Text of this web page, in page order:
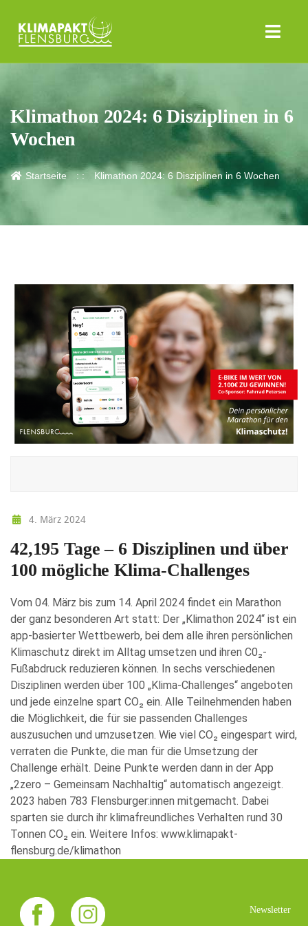
Klimathon 2024: 6 Disziplinen in 6
Wochen
Startseite Klimathon 2024: 6 Disziplinen in 6 Wochen
4. März 2024
42,195 Tage – 6 Disziplinen und über
100 mögliche Klima-Challenges
Vom 04. März bis zum 14. April 2024 findet ein Marathon
der ganz besonderen Art statt: Der „Klimathon 2024“ ist ein
app-basierter Wettbewerb, bei dem alle ihren persönlichen
Klimaschutz direkt im Alltag umsetzen und ihren C0₂-
Fußabdruck reduzieren können. In sechs verschiedenen
Disziplinen werden über 100 „Klima-Challenges“ angeboten
und jede einzelne spart CO₂ ein. Alle Teilnehmenden haben
die Möglichkeit, die für sie passenden Challenges
auszusuchen und umzusetzen. Wie viel CO₂ eingespart wird,
verraten die Punkte, die man für die Umsetzung der
Challenge erhält. Deine Punkte werden dann in der App
„2zero – Gemeinsam Nachhaltig“ automatisch angezeigt.
2023 haben 783 Flensburger:innen mitgemacht. Dabei
sparten sie durch ihr klimafreundliches Verhalten rund 30
Tonnen CO₂ ein. Weitere Infos: www.klimapakt-
flensburg.de/klimathon
Newsletter